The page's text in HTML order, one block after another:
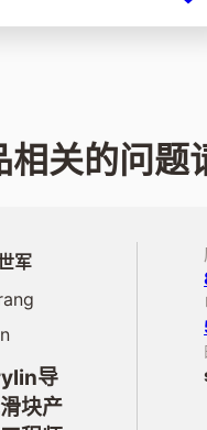
相关的问题
军
导
块产